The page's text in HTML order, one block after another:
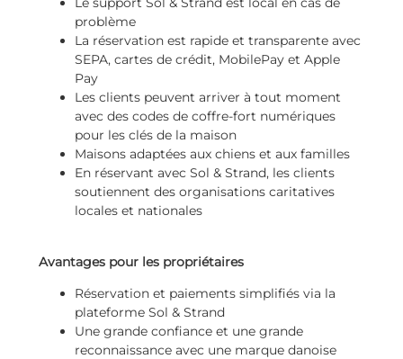
problème
La réservation est rapide et transparente avec
SEPA, cartes de crédit, MobilePay et Apple
Pay
Les clients peuvent arriver à tout moment
avec des codes de coffre-fort numériques
pour les clés de la maison
Maisons adaptées aux chiens et aux familles
En réservant avec Sol & Strand, les clients
soutiennent des organisations caritatives
locales et nationales
Avantages pour les propriétaires
Réservation et paiements simplifiés via la
plateforme Sol & Strand
Une grande confiance et une grande
reconnaissance avec une marque danoise